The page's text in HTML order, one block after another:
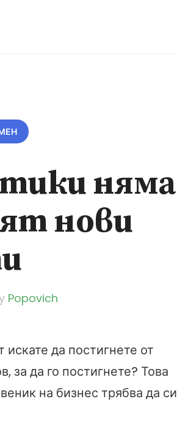
няма
нови
Popovich
да постигнете от
за да го постигнете? Това
на бизнес трябва да си